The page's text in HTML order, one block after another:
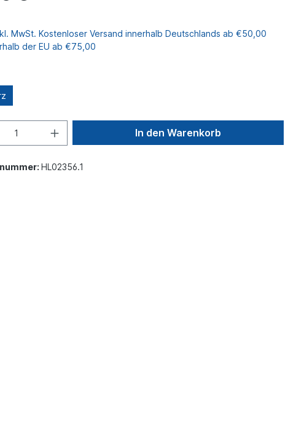
MwSt. Kostenloser Versand innerhalb Deutschlands ab €50,00
der EU ab €75,00
In den Warenkorb
HL02356.1